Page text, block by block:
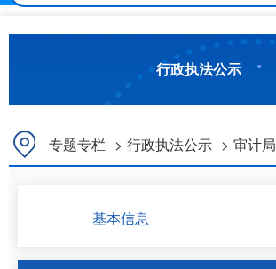
行政执法公示
专题专栏 > 行政执法公示 > 审计局
基本信息